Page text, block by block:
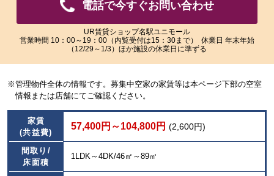
い
だ
ま
す。
い
だ
ま
電話で今すぐお問い合わせ
UR賃貸ショップ名駅ユニモール
営業時間 10：00～19：00（内覧受付は15：30まで） 休業日 年末年始
（12/29～1/3）ほか施設の休業日に準ずる
※管理物件全体の情報です。募集中空家の家賃等は本ページ下部の空室
情報または店舗にてご確認ください。
家賃
(共益費)
57,400円～104,800円 (2,600円)
間取り/
床面積
1LDK～4DK/46㎡～89㎡